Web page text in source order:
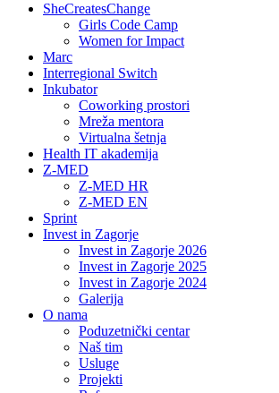
SheCreatesChange
Girls Code Camp
Women for Impact
Marc
Interregional Switch
Inkubator
Coworking prostori
Mreža mentora
Virtualna šetnja
Health IT akademija
Z-MED
Z-MED HR
Z-MED EN
Sprint
Invest in Zagorje
Invest in Zagorje 2026
Invest in Zagorje 2025
Invest in Zagorje 2024
Galerija
O nama
Poduzetnički centar
Naš tim
Usluge
Projekti